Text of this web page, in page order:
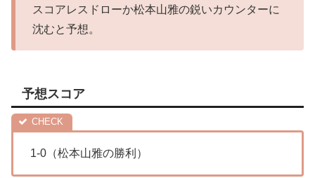
スコアレスドローか松本山雅の鋭いカウンターに
沈むと予想。
予想スコア
1-0（松本山雅の勝利）